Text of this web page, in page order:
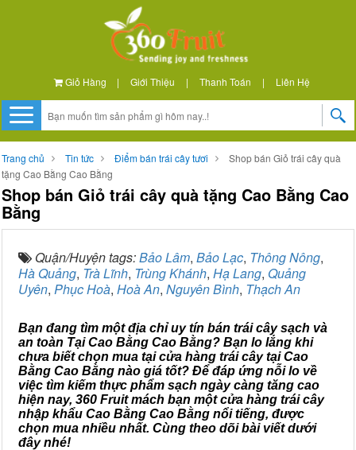
Giỏ Hàng | Giới Thiệu | Thanh Toán | Liên Hệ
Trang chủ Tin tức Điểm bán trái cây tươi
Shop bán Giỏ trái cây quà
tặng Cao Bằng Cao Bằng
Shop bán Giỏ trái cây quà tặng Cao Bằng Cao
Bằng
Quận/Huyện tags:Bảo Lâm, Bảo Lạc, Thông Nông,
Hà Quảng, Trà Lĩnh, Trùng Khánh, Hạ Lang, Quảng
Uyên, Phục Hoà, Hoà An, Nguyên Bình, Thạch An
Bạn đang tìm một địa chỉ uy tín bán trái cây sạch và
an toàn Tại Cao Bằng Cao Bằng? Bạn lo lắng khi
chưa biết chọn mua tại cửa hàng trái cây tại Cao
Bằng Cao Bằng nào giá tốt? Để đáp ứng nỗi lo về
việc tìm kiếm thực phẩm sạch ngày càng tăng cao
hiện nay, 360 Fruit mách bạn một cửa hàng trái cây
nhập khẩu Cao Bằng Cao Bằng nổi tiếng, được
chọn mua nhiều nhất. Cùng theo dõi bài viết dưới
đây nhé!